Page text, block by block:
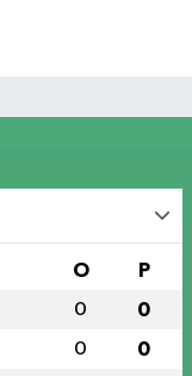
O P
0 0
0 0